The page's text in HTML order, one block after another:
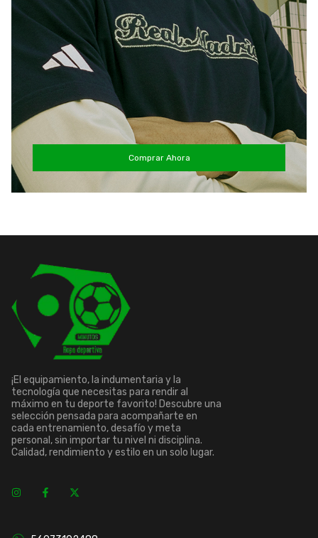
Comprar Ahora
¡El equipamiento, la indumentaria y la
tecnología que necesitas para rendir al
máximo en tu deporte favorito! Descubre una
selección pensada para acompañarte en
cada entrenamiento, desafío y meta
personal, sin importar tu nivel ni disciplina.
Calidad, rendimiento y estilo en un solo lugar.